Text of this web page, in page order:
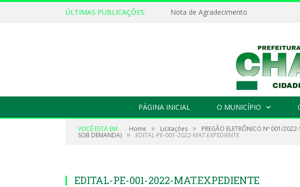
ÚLTIMAS PUBLICAÇÕES: Nota de Agradecimento
PÁGINA INICIAL O MUNICÍPIO
VOCÊ ESTÁ EM: Home » Licitações » PREGÃO ELETRÔNICO Nº 001/2022-
SOB DEMANDA) » EDITAL-PE-001-2022-MAT.EXPEDIENTE
EDITAL-PE-001-2022-MAT.EXPEDIENTE